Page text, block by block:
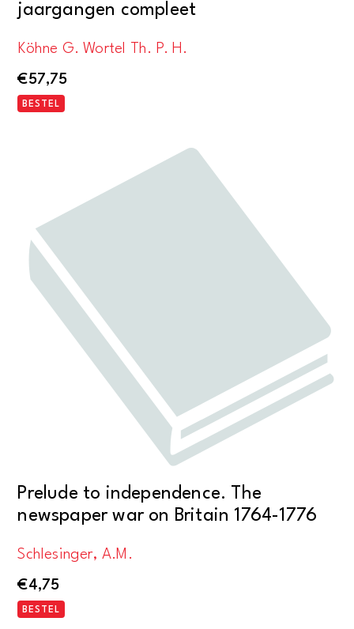
jaargangen compleet
Köhne G. Wortel Th. P. H.
€57,75
BESTEL
Prelude to independence. The
newspaper war on Britain 1764-1776
Schlesinger, A.M.
€4,75
BESTEL